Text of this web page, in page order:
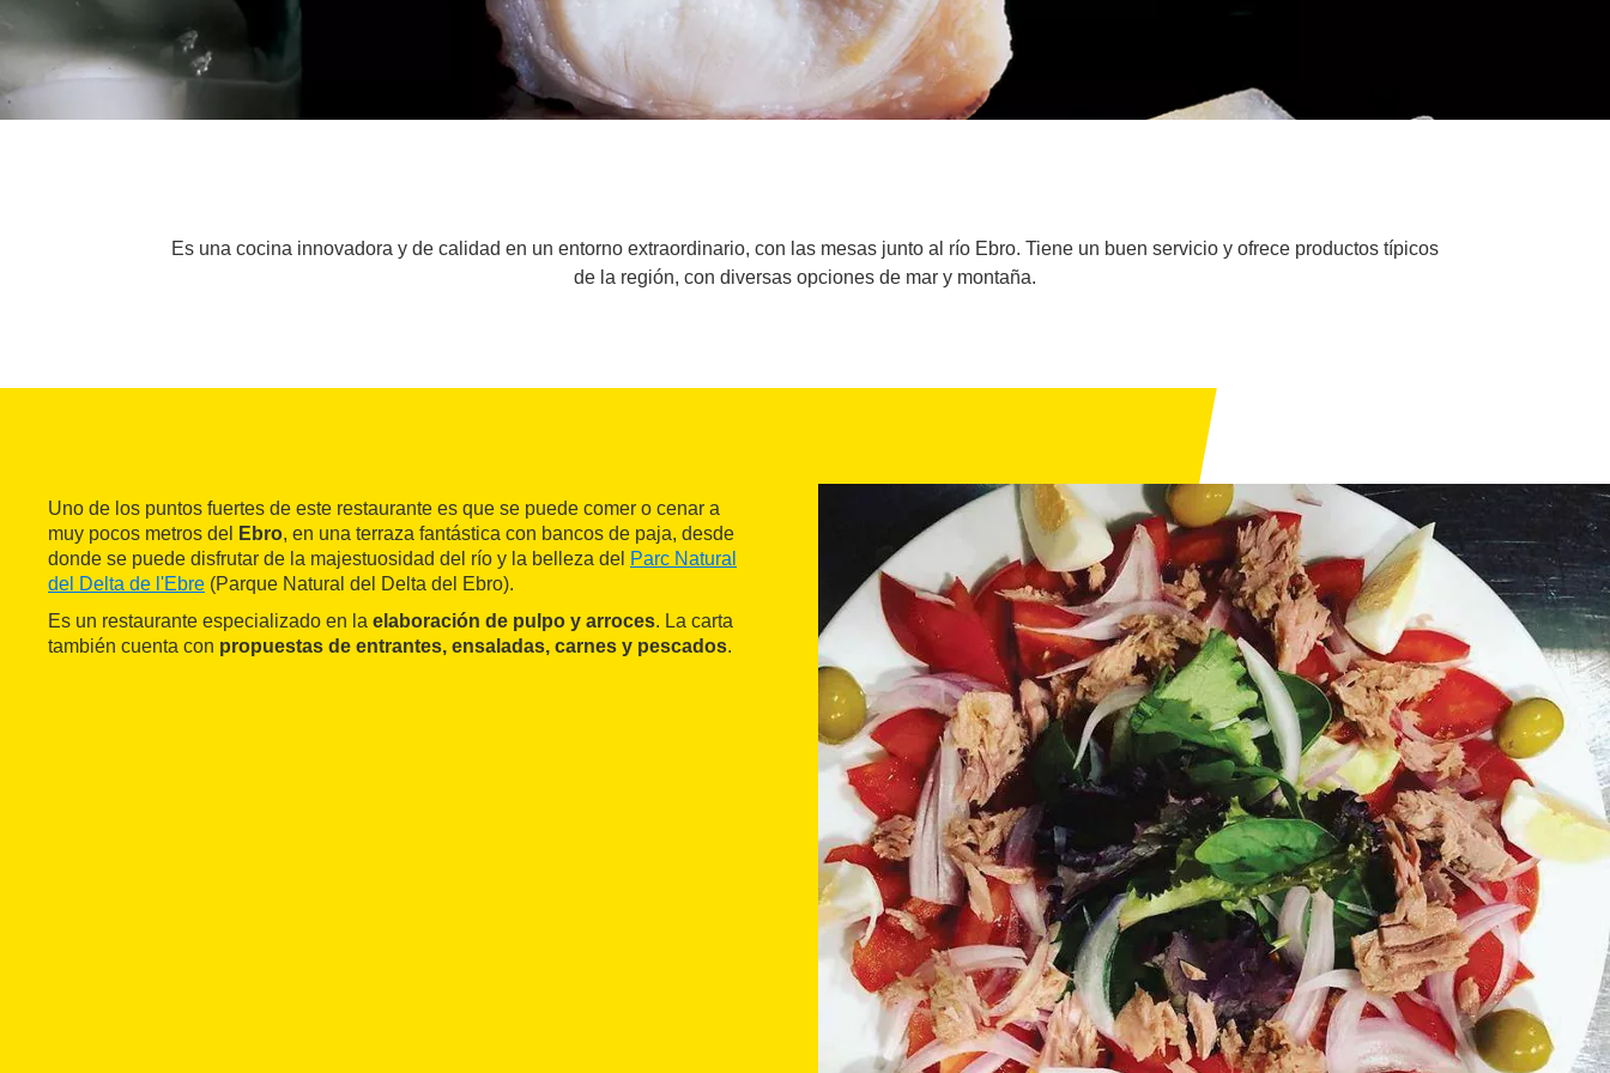
Es una cocina innovadora y de calidad en un entorno extraordinario, con las mesas junto al río Ebro. Tiene un buen servicio y ofrece productos típicos
de la región, con diversas opciones de mar y montaña.
Uno de los puntos fuertes de este restaurante es que se puede comer o cenar a
muy pocos metros del
Ebro, en una terraza fantástica con bancos de paja, desde
donde se puede disfrutar de la majestuosidad del río y la belleza del Parc Natural
del Delta de l'Ebre (Parque Natural del Delta del Ebro).
Es un restaurante especializado en la elaboración de pulpo y arroces. La carta
también cuenta con propuestas de entrantes, ensaladas, carnes y pescados.